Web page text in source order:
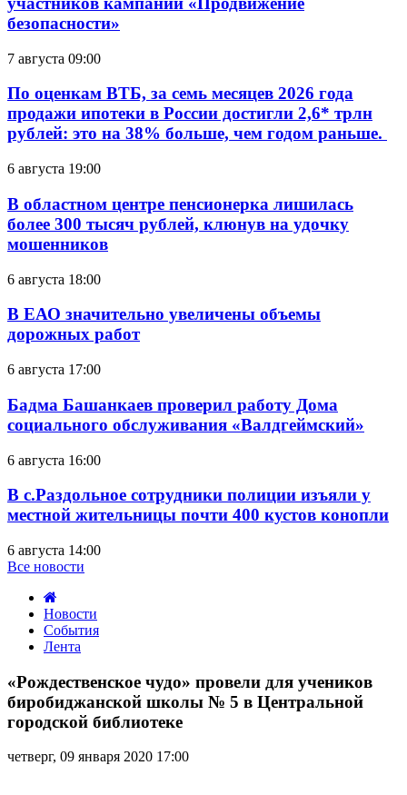
безопасности»
7 августа 09:00
По оценкам ВТБ, за семь месяцев 2026 года
продажи ипотеки в России достигли 2,6* трлн
рублей: это на 38% больше, чем годом раньше.
6 августа 19:00
В областном центре пенсионерка лишилась
более 300 тысяч рублей, клюнув на удочку
мошенников
6 августа 18:00
В ЕАО значительно увеличены объемы
дорожных работ
6 августа 17:00
Бадма Башанкаев проверил работу Дома
социального обслуживания «Валдгеймский»
6 августа 16:00
В с.Раздольное сотрудники полиции изъяли у
местной жительницы почти 400 кустов конопли
6 августа 14:00
Все новости
Новости
События
Лента
чудо»
провели
для
учеников
школы
«Рождественское чудо» провели для учеников
биробиджанской школы № 5 в Центральной
городской библиотеке
четверг, 09 января 2020 17:00